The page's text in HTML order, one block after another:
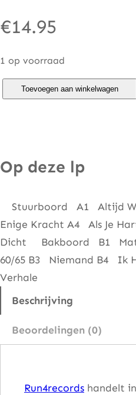
€14.95
1 op voorraad
S
t
a
l
V
Toevoegen aan winkelwagen
Op deze lp
Stuurboord A1 Altijd
Enige Kracht A4 Als Je
Dicht Bakboord B1
60/65 B3 Niemand B4 Ik
Verhale
Beschrijving
Beoordelingen (0)
Run4records handelt